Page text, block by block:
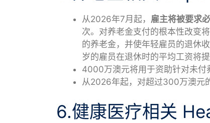
从2026年7月起， 雇主将被要求
次。对养老金支付的根本性改变
的养老金，并使年轻雇员的退休
岁的雇员在退休时的平均工资将
4000万澳元将用于资助针对未付
从2026年起，对超过300万澳元
6.健康医疗相关